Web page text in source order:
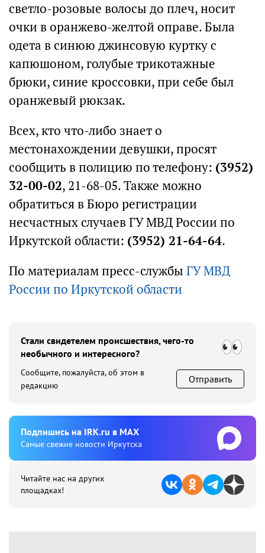
светло-розовые волосы до плеч, носит
очки в оранжево-желтой оправе. Была
одета в синюю джинсовую куртку с
капюшоном, голубые трикотажные
брюки, синие кроссовки, при себе был
оранжевый рюкзак.
Всех, кто что-либо знает о
местонахождении девушки, просят
сообщить в полицию по телефону: (3952)
32-00-02, 21-68-05. Также можно
обратиться в Бюро регистрации
несчастных случаев ГУ МВД России по
Иркутской области: (3952) 21-64-64.
По материалам пресс-службы ГУ МВД
России по Иркутской области
Стали свидетелем происшествия, чего-то
необычного и интересного?
Сообщите, пожалуйста, об этом в
редакцию
Отправить
Подпишиcь на IRK.ru в MAX
Cамые свежие новости Иркутска
Читайте нас на других
площадках!